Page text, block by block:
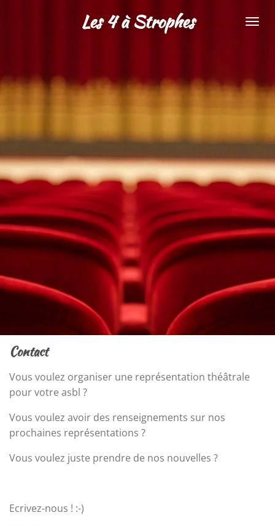
Les 4 à Strophes
Contact
Vous voulez organiser une représentation théâtrale
pour votre asbl ?
Vous voulez avoir des renseignements sur nos
prochaines représentations ?
Vous voulez juste prendre de nos nouvelles ?
Ecrivez-nous ! :-)